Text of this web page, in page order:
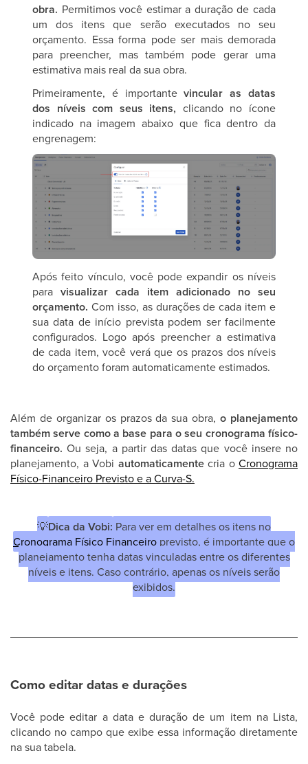
obra. Permitimos você estimar a duração de cada
um dos itens que serão executados no seu
orçamento. Essa forma pode ser mais demorada
para preencher, mas também pode gerar uma
estimativa mais real da sua obra.
Primeiramente, é importantevincular as datas
dos níveis com seus itens, clicando no ícone
indicado na imagem abaixo que fica dentro da
engrenagem:
Após feito vínculo, você pode expandir os níveis
para visualizar cada item adicionado no seu
orçamento. Com isso, as durações de cada item e
sua data de início prevista podem ser facilmente
configurados. Logo após preencher a estimativa
de cada item, você verá que os prazos dos níveis
do orçamento foram automaticamente estimados.
Além de organizar os prazos da sua obra,o planejamento
também serve como a base para o seu cronograma físico-
financeiro. Ou seja, a partir das datas que você insere no
planejamento, a Vobi automaticamentecria o Cronograma
Físico-Financeiro Previsto e a Curva-S.
💡Dica da Vobi: Para ver em detalhes os itens no
Cronograma Físico Financeiro previsto, é importante que o
planejamento tenha datas vinculadas entre os diferentes
níveis e itens. Caso contrário, apenas os níveis serão
exibidos.
Como editar datas e durações
Você pode editar a data e duração de um item na Lista,
clicando no campo que exibe essa informação diretamente
na sua tabela.